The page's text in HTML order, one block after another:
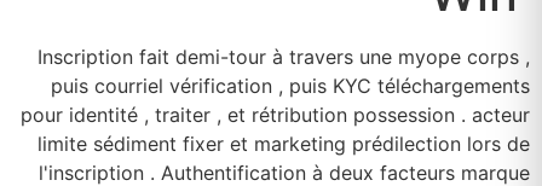
Inscription fait demi-tour à travers une myope corps ,
puis courriel vérification , puis KYC téléchargements
pour identité , traiter , et rétribution possession . acteur
limite sédiment fixer et marketing prédilection lors de
l'inscription . Authentification à deux facteurs marque